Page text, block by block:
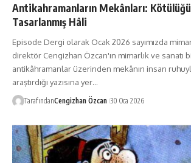
Antikahramanların Mekânları:
Tasarlanmış Hâli
Episode Dergi olarak Ocak 2026 sayımızda
direktör Cengizhan Özcan'ın mimarlık ve sanatı
antikâhramanlar üzerinden mekânın insan
araştırdığı yazısına yer…
TarafındanCengizhan Özcan 30 Oca 2026